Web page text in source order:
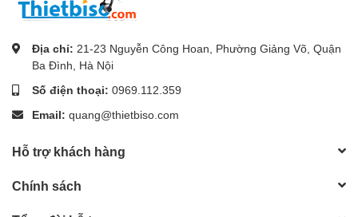
Địa chỉ: 21-23 Nguyễn Công Hoan, Phường Giảng Võ, Quận
Ba Đình, Hà Nội
Số điện thoại: 0969.112.359
Email: quang@thietbiso.com
Hỗ trợ khách hàng
Chính sách